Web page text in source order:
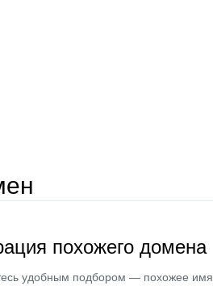
похожего домена
удобным подбором — похожее имя